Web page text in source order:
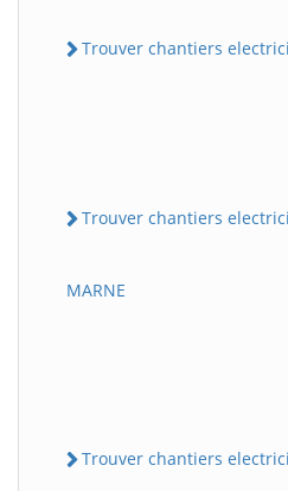
Trouver chantiers
Trouver chantiers
MARNE
Trouver chantiers